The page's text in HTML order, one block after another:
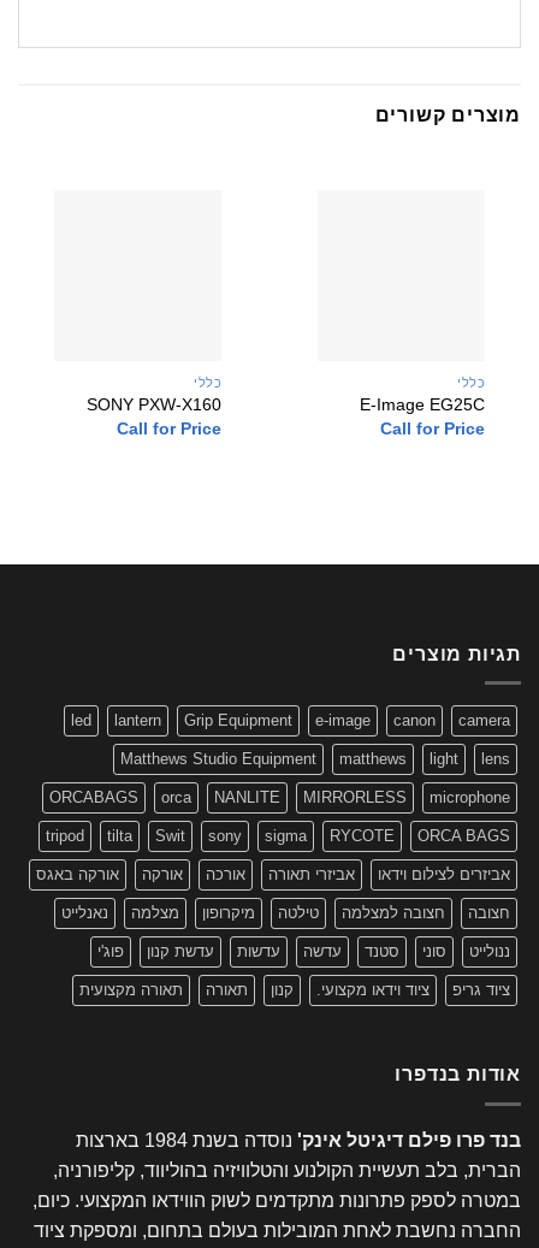
מוצרים קשורים
כללי
E-Image EG25C
Call for Price
כללי
SONY PXW-X160
Call for Price
תגיות מוצרים
camera
canon
e-image
Grip Equipment
lantern
led
lens
light
matthews
Matthews Studio Equipment
microphone
MIRRORLESS
NANLITE
orca
ORCABAGS
ORCA BAGS
RYCOTE
sigma
sony
Swit
tilta
tripod
אביזרים לצילום וידאו אביזרי תאורה אורכה אורקה אורקה באגס
חצובה חצובה למצלמה טילטה מיקרופון מצלמה נאנלייט
ננולייט סוני סטנד עדשה עדשות עדשת קנון פוג'י
ציוד גריפ ציוד וידאו מקצועי. קנון תאורה תאורה מקצועית
אודות בנדפרו
בנד פרו פילם דיגיטל אינק'
נוסדה בשנת 1984 בארצות
הברית, בלב תעשיית הקולנוע והטלוויזיה בהוליווד, קליפורניה,
במטרה לספק פתרונות מתקדמים לשוק הווידאו המקצועי. כיום,
החברה נחשבת לאחת המובילות בעולם בתחום, ומספקת ציוד